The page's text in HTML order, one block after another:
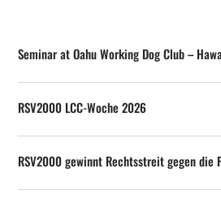
Seminar at Oahu Working Dog Club –
RSV2000 LCC-Woche 2026
RSV2000 gewinnt Rechtsstreit gegen die